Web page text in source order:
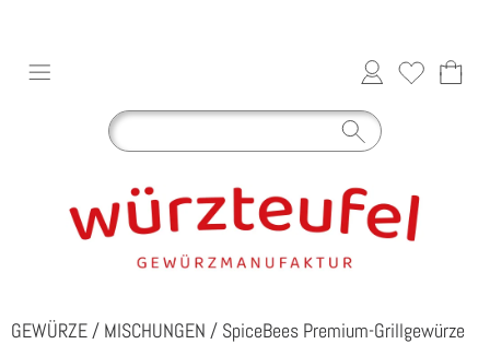
GEWÜRZE / MISCHUNGEN / SpiceBees Premium-Grillgewürze